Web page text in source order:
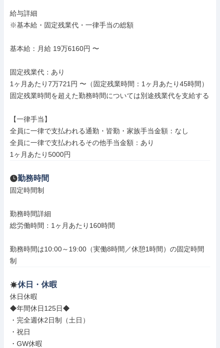
給与詳細
※基本給・固定残業代・一律手当の総額
基本給：月給 19万6160円 〜
固定残業代：あり
1ヶ月あたり7万721円 〜（固定残業時間：1ヶ月あたり45時間）
固定残業時間を超えた勤務時間については別途残業代を支給する
【一律手当】
全員に一律で支払われる通勤・皆勤・家族手当金額：なし
全員に一律で支払われるその他手当金額：あり
1ヶ月あたり5000円
勤務時間
固定時間制
勤務時間詳細
総労働時間：1ヶ月あたり160時間
勤務時間は10:00～19:00（実働8時間／休憩1時間）の固定時間
制
休日・休暇
休日休暇
◆年間休日125日◆
・完全週休2日制（土日）
・祝日
・GW休暇